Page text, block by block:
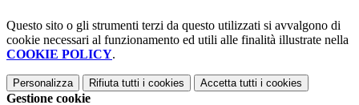
Questo sito o gli strumenti terzi da questo utilizzati si avvalgono di
cookie necessari al funzionamento ed utili alle finalità illustrate nella
COOKIE POLICY.
Personalizza Rifiuta tutti i cookies Accetta tutti i cookies
Gestione cookie